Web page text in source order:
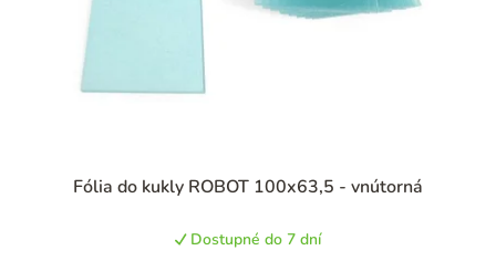
Fólia do kukly ROBOT 100x63,5 - vnútorná
Dostupné do 7 dní